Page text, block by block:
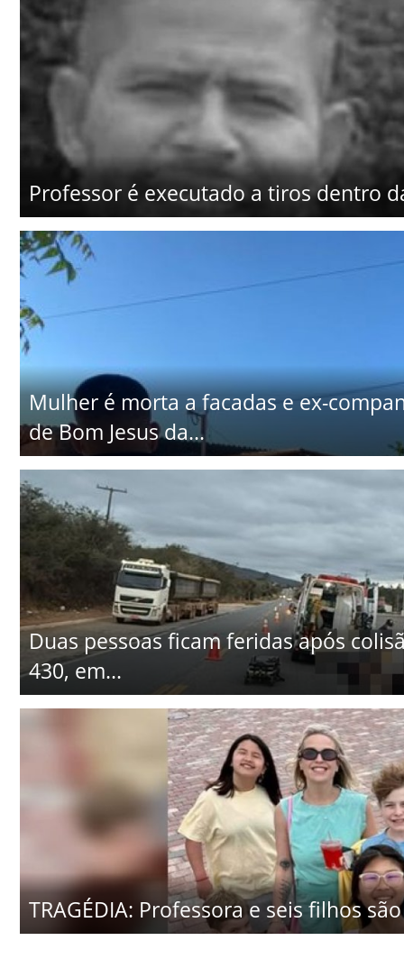
Professor é executado a tiros dentro
Mulher é morta a facadas e ex-
de Bom Jesus da...
Duas pessoas ficam feridas após
430, em...
TRAGÉDIA: Professora e seis filhos